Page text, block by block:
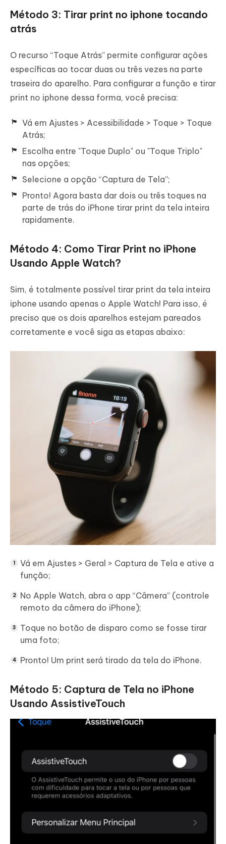
Método 3: Tirar print no iphone tocando
atrás
O recurso “Toque Atrás” permite configurar ações
específicas ao tocar duas ou três vezes na parte
traseira do aparelho. Para configurar a função e tirar
print no iphone dessa forma, você precisa:
Vá em Ajustes > Acessibilidade > Toque > Toque
Atrás;
Escolha entre "Toque Duplo" ou "Toque Triplo"
nas opções;
Selecione a opção “Captura de Tela”;
Pronto! Agora basta dar dois ou três toques na
parte de trás do iPhone tirar print da tela inteira
rapidamente.
Método 4: Como Tirar Print no iPhone
Usando Apple Watch?
Sim, é totalmente possível tirar print da tela inteira
iphone usando apenas o Apple Watch! Para isso, é
preciso que os dois aparelhos estejam pareados
corretamente e você siga as etapas abaixo:
Vá em Ajustes > Geral > Captura de Tela e ative a
função;
No Apple Watch, abra o app “Câmera” (controle
remoto da câmera do iPhone);
Toque no botão de disparo como se fosse tirar
uma foto;
Pronto! Um print será tirado da tela do iPhone.
Método 5: Captura de Tela no iPhone
Usando AssistiveTouch